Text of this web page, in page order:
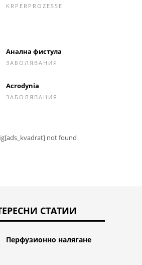
KRPERPROZESSE
Анална фистула
ЗАБОЛЯВАНИЯ
Acrodynia
ЗАБОЛЯВАНИЯ
not found
СТАТИИ
Перфузионно налягане